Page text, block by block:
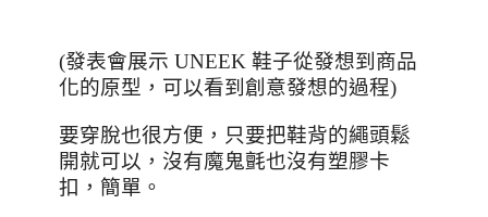
(發表會展示 UNEEK 鞋子從發想到商品
化的原型，可以看到創意發想的過程)
要穿脫也很方便，只要把鞋背的繩頭鬆
開就可以，沒有魔鬼氈也沒有塑膠卡
扣，簡單。